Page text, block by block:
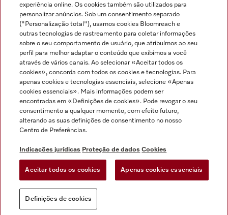
Indicações jurídicas
Condições gerais
Proteção de dados
Condições de utilização
Canal de Ética
Formulário de livre resolução
experiência online. Os cookies também são utilizados para
personalizar anúncios. Sob um consentimento separado
("Personalização total"), usamos cookies Bloomreach e
outras tecnologias de rastreamento para coletar informações
sobre o seu comportamento de usuário, que atribuímos ao seu
perfil para melhor adaptar o conteúdo que exibimos a você
através de vários canais. Ao selecionar «Aceitar todos os
cookies», concorda com todos os cookies e tecnologias. Para
apenas cookies e tecnologias essenciais, selecione «Apenas
cookies essenciais». Mais informações podem ser
encontradas em «Definições de cookies». Pode revogar o seu
consentimento a qualquer momento, com efeito futuro,
alterando as suas definições de consentimento no nosso
Centro de Preferências.
Indicações jurídicas Proteção de dados Cookies
Aceitar todos os cookies Apenas cookies essenciais
Definições de cookies